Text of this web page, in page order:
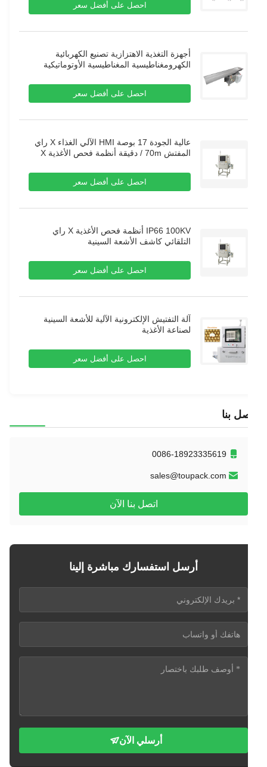
احصل على أفضل سعر
أجهزة التغذية الاهتزازية تصنيع الكهربائية
الكهرومغناطيسية المغناطيسية الأوتوماتيكية
الاهتزازية سلة التغذية المزدوجة
احصل على أفضل سعر
عالية الجودة 17 بوصة HMI الآلي الغذاء X راي
المفتش 70m / دقيقة أنظمة فحص الأغذية X
احصل على أفضل سعر
IP66 100KV أنظمة فحص الأغذية X راي
التلقائي كاشف الأشعة السينية
احصل على أفضل سعر
آلة التفتيش الإلكترونية الآلية للأشعة السينية
لصناعة الأغذية
احصل على أفضل سعر
بنا
0086-18923335619
sales@toupack.com
اتصل بنا الآن
أرسل استفسارك مباشرة إلينا
أرسلي الآن